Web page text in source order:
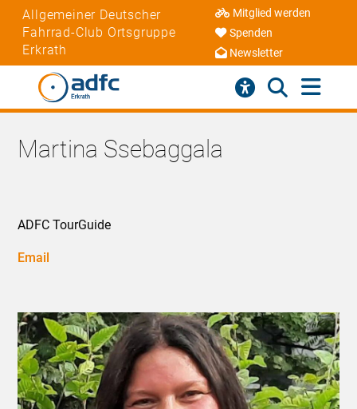
Allgemeiner Deutscher
Fahrrad-Club Ortsgruppe
Erkrath
Mitglied werden
Spenden
Newsletter
Martina Ssebaggala
ADFC TourGuide
Email